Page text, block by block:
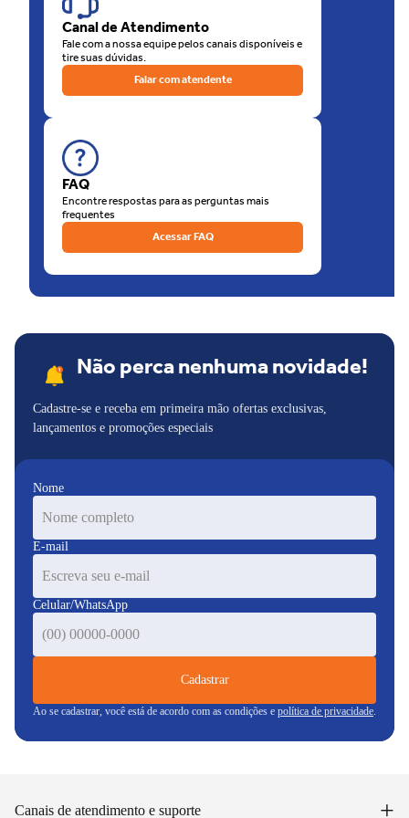
de nossas lojas físicas, há a opção de retirar sua compra na loja.
O que está esperando? Venha para as Lojas Unilar!
Canal de Atendimento
Fale com a nossa equipe pelos canais disponíveis e
tire suas dúvidas.
Falar com atendente
FAQ
Encontre respostas para as perguntas mais
frequentes
Acessar FAQ
Não perca nenhuma novidade!
Cadastre-se e receba em primeira mão ofertas exclusivas,
lançamentos e promoções especiais
Nome
E-mail
Celular/WhatsApp
Cadastrar
Ao se cadastrar, você está de acordo com as condições e política de privacidade
Canais de atendimento e suporte +